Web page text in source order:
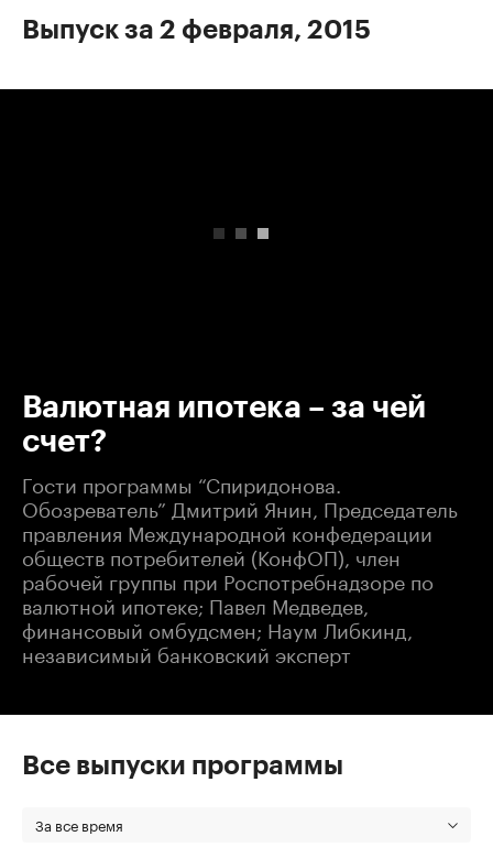
Выпуск за 2 февраля, 2015
Валютная ипотека – за чей
счет?
Гости программы “Спиридонова.
Обозреватель” Дмитрий Янин, Председатель
правления Международной конфедерации
обществ потребителей (КонфОП), член
рабочей группы при Роспотребнадзоре по
валютной ипотеке; Павел Медведев,
финансовый омбудсмен; Наум Либкинд,
независимый банковский эксперт
Все выпуски программы
За все время